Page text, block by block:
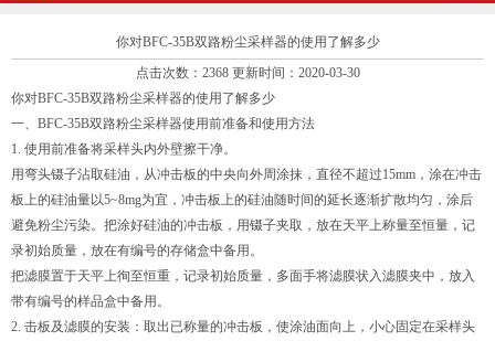
你对BFC-35B双路粉尘采样器的使用了解多少
点击次数：2368 更新时间：2020-03-30
你对BFC-35B双路粉尘采样器的使用了解多少
一、 BFC-35B双路粉尘采样器使用前准备和使用方法
1. 使用前准备将采样头内外壁擦干净。
用弯头镊子沾取硅油，从冲击板的中央向外周涂抹，直径不超过15mm ，涂在冲击
板上的硅油量以5~8mg为宜，冲击板上的硅油随时间的延长逐渐扩散均匀，涂后
避免粉尘污染。把涂好硅油的冲击板，用镊子夹取，放在天平上称量至恒量，记
录初始质量，放在有编号的存储盒中备用。
把滤膜置于天平上徇至恒重，记录初始质量，多面手将滤膜状入滤膜夹中，放入
带有编号的样品盒中备用。
2. 击板及滤膜的安装：取出已称量的冲击板，使涂油面向上，小心固定在采样头